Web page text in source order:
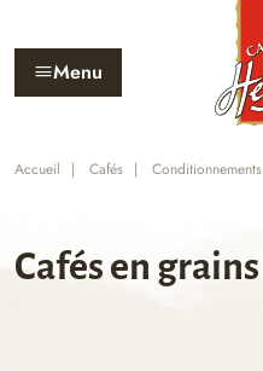
Menu
Accueil Cafés Conditionnements
Cafés en grains